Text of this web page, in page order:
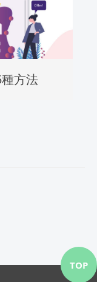
方法
TOP